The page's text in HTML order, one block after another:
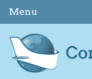
Menu